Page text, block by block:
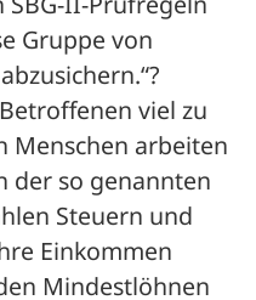
Gruppe von
viel zu
Menschen arbeiten
der so genannten
Steuern und
Einkommen
Mindestlöhnen